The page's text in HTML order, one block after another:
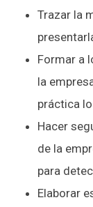
Trazar la
Formar a
la
práctica
Hacer
de la
para
Elaborar